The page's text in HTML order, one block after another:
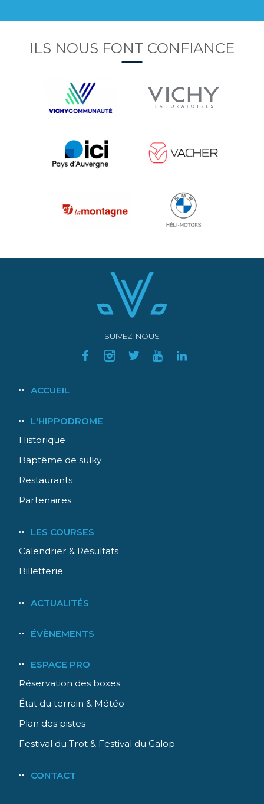
ILS NOUS FONT CONFIANCE
Image
Image
Image
Image
Image
SUIVEZ-NOUS
Navigation
ACCUEIL
L'HIPPODROME
Historique
Baptême de sulky
Restaurants
Partenaires
LES COURSES
Calendrier & Résultats
Billetterie
ACTUALITÉS
ÉVÈNEMENTS
ESPACE PRO
Réservation des boxes
État du terrain & Météo
Plan des pistes
Festival du Trot & Festival du Galop
CONTACT